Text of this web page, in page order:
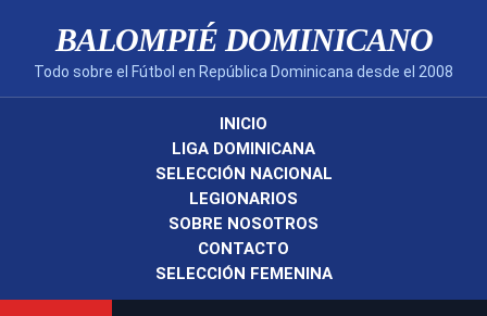
BALOMPIÉ DOMINICANO
Todo sobre el Fútbol en República Dominicana desde el 2008
INICIO
LIGA DOMINICANA
SELECCIÓN NACIONAL
LEGIONARIOS
SOBRE NOSOTROS
CONTACTO
SELECCIÓN FEMENINA